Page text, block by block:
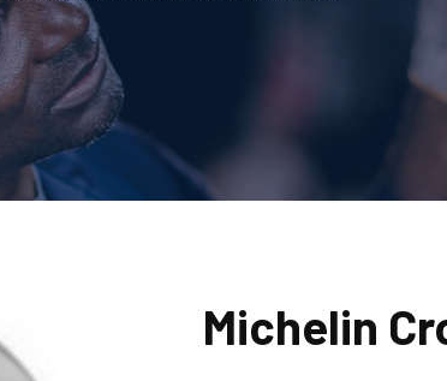
Michelin